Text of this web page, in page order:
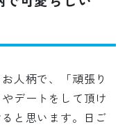
人柄で、「頑張り
デートをして頂け
と思います。日ご